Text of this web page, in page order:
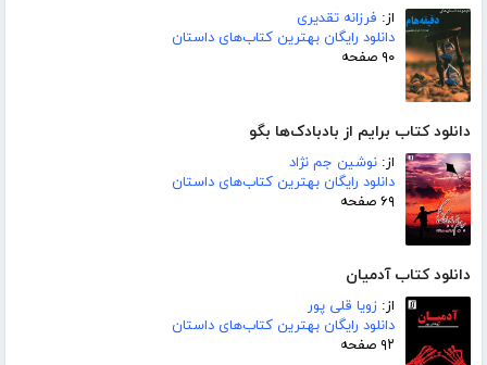
از: فرزانه تقدیری
دانلود رایگان بهترین کتاب‌های داستان
۹۰ صفحه
دانلود کتاب برایم از بادبادک‌ها بگو
از: نوشین جم نژاد
دانلود رایگان بهترین کتاب‌های داستان
۶۹ صفحه
دانلود کتاب آدمیان
از: زویا قلی پور
دانلود رایگان بهترین کتاب‌های داستان
۹۲ صفحه